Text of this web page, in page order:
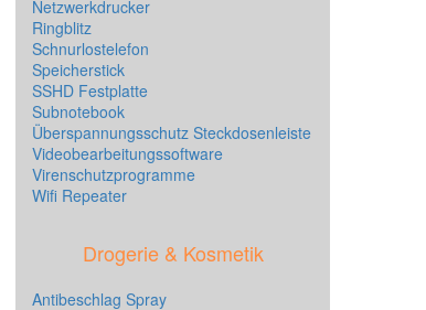
Netzwerkdrucker
Ringblitz
Schnurlostelefon
Speicherstick
SSHD Festplatte
Subnotebook
Überspannungsschutz Steckdosenleiste
Videobearbeitungssoftware
Virenschutzprogramme
Wifi Repeater
Drogerie & Kosmetik
Antibeschlag Spray